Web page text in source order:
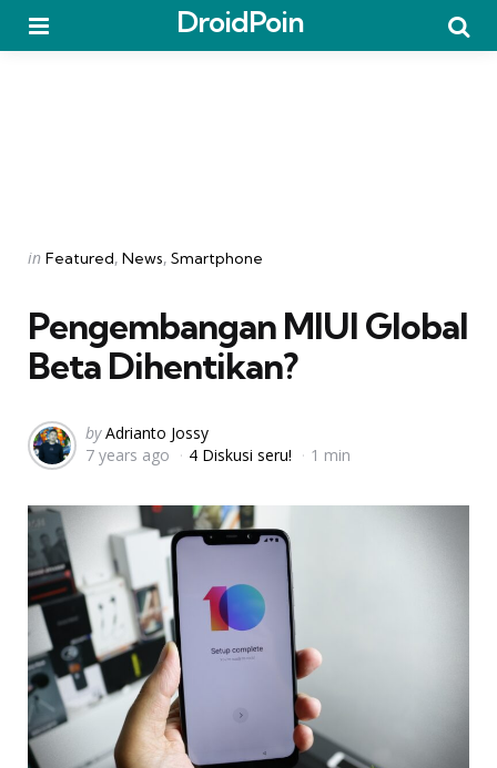
DroidPoin
Categories
Posted
in Featured News Smartphone
Pengembangan MIUI Global
Beta Dihentikan?
Posted
by
by Adrianto Jossy
7 years ago
4 Diskusi seru! 1 min